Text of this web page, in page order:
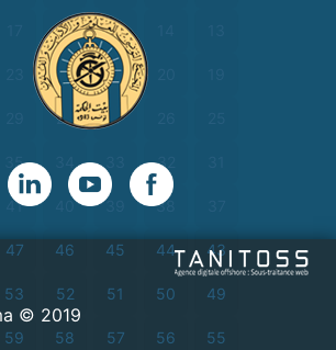
15
16
21
22
27
28
32
35
38
39
40
41
43
44
45
46
47
49
50
51
52
53
55
56
57
58
59
2019 © Beit al Hikma